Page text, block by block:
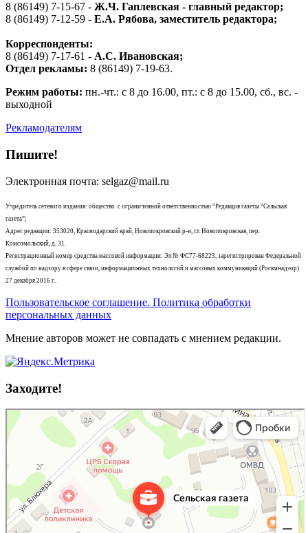
8 (86149) 7-15-67 - Ж.Ч. Гаплевская - главный редактор;
8 (86149) 7-12-59 - Е.А. Рябова, заместитель редактора;
Корреспонденты:
8 (86149) 7-17-61 - А.С. Ивановская;
Отдел рекламы: 8 (86149) 7-19-63.
Режим работы: пн.-чт.: с 8 до 16.00, пт.: с 8 до 15.00, сб., вс. -
выходной
Рекламодателям
Пишите!
Электронная почта: selgaz@mail.ru
Учредитель сетевого издания: общество с ограниченной ответственностью “Редакция газеты “Сельская
газета”;
Адрес редакции: 353020, Краснодарский край, Новопокровский р-н, ст. Новопокровская, пер.
Комсомольский, д. 31.
Регистрационный номер средства массовой информации: Эл № ФС77-68223, зарегистрирован Федеральной
службой по надзору в сфере связи, информационных технологий и массовых коммуникаций (Роскмнадзор)
27 декабря 2016 г..
Пользовательское соглашение. Политика обработки
персональных данных
Мнение авторов может не совпадать с мнением редакции.
Заходите!